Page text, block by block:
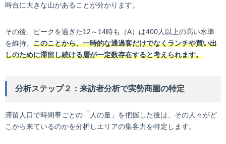
時台に大きな山があることが分かります。
その後、ピークを過ぎた12～14時も（A）は400人以上の高い水準
を維持。 このことから、一時的な通過客だけでなくランチや買い出
しのために滞留し続ける層が一定数存在すると考えられます。
分析ステップ２：来訪者分析で実勢商圏の特定
滞留人口で時間帯ごとの「人の量」を把握した後は、その人々がど
こから来ているのかを分析しエリアの集客力を特定します。